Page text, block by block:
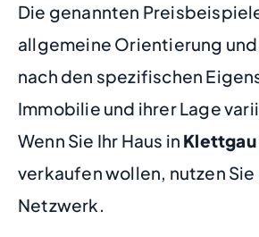
Die genannten
allgemeine Orientierung und
nach den spezifischen
Immobilie und ihrer Lage
Wenn Sie Ihr Haus in
verkaufen wollen, nutzen Sie
Netzwerk.